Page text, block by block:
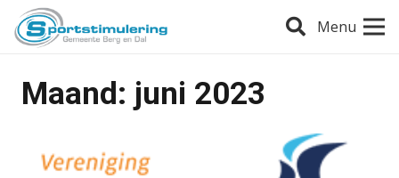
Menu
Maand: juni 2023